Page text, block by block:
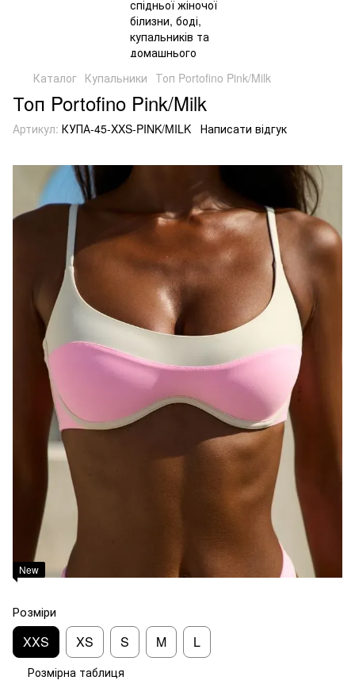
Каталог Купальники Топ Portofino Pink/Milk
Топ Portofino Pink/Milk
Артикул: КУПА-45-XXS-PINK/MILK Написати відгук
New
Розміри
XXS XS S M L
Розмірна таблиця